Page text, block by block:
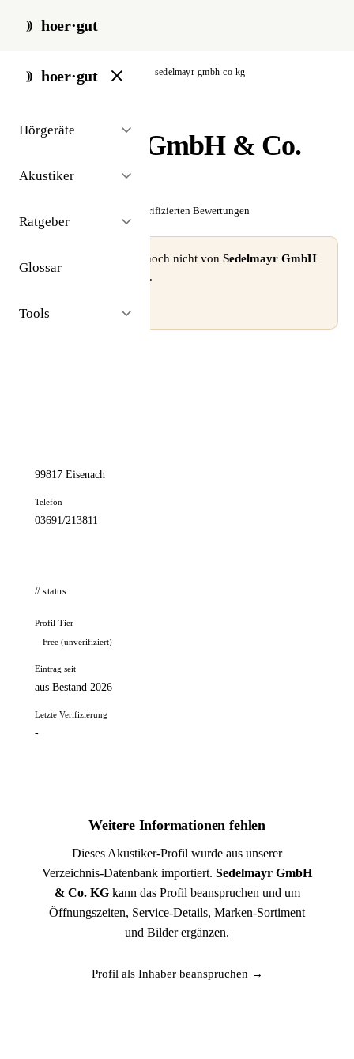
hoer·gut
hoer·gut
Hörgeräte
Akustiker
Ratgeber
Glossar
Tools
start / akustiker / eisenach sedelmayr-gmbh-co-kg
Sedelmayr GmbH & Co.
KG
Noch keine verifizierten Bewertungen
⚠ Dieses Profil wurde noch nicht von Sedelmayr GmbH
beansprucht.
99817 Eisenach
Telefon
03691/213811
// status
Profil-Tier
Free (unverifiziert)
Eintrag seit
aus Bestand 2026
Letzte Verifizierung
-
Weitere Informationen fehlen
Dieses Akustiker-Profil wurde aus unserer
Verzeichnis-Datenbank importiert. Sedelmayr GmbH
& Co. KGkann das Profil beanspruchen und um
Öffnungszeiten, Service-Details, Marken-Sortiment
und Bilder ergänzen.
Profil als Inhaber beanspruchen →